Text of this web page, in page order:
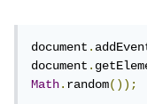
document.
document.
Math.random());